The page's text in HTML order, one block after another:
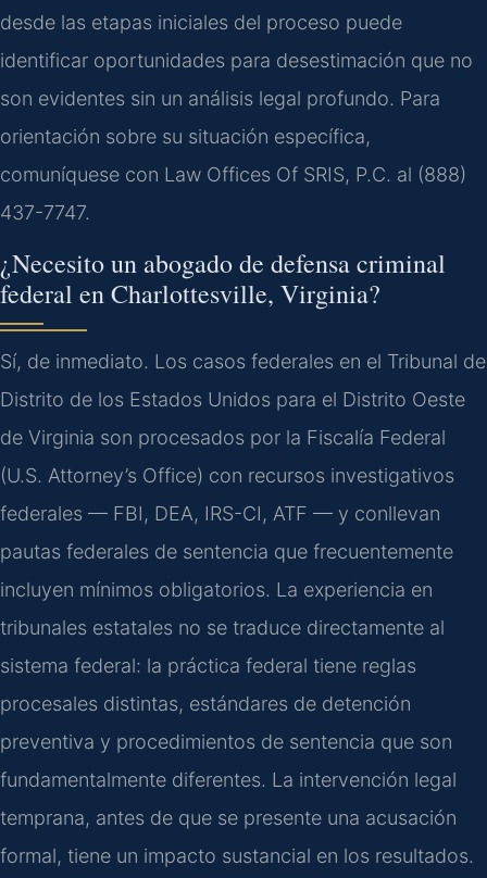
desde las etapas iniciales del proceso puede
identificar oportunidades para desestimación que no
son evidentes sin un análisis legal profundo. Para
orientación sobre su situación específica,
comuníquese con Law Offices Of SRIS, P.C. al (888)
437-7747.
¿Necesito un abogado de defensa criminal
federal en Charlottesville, Virginia?
Sí, de inmediato. Los casos federales en el Tribunal de
Distrito de los Estados Unidos para el Distrito Oeste
de Virginia son procesados por la Fiscalía Federal
(U.S. Attorney’s Office) con recursos investigativos
federales — FBI, DEA, IRS-CI, ATF — y conllevan
pautas federales de sentencia que frecuentemente
incluyen mínimos obligatorios. La experiencia en
tribunales estatales no se traduce directamente al
sistema federal: la práctica federal tiene reglas
procesales distintas, estándares de detención
preventiva y procedimientos de sentencia que son
fundamentalmente diferentes. La intervención legal
temprana, antes de que se presente una acusación
formal, tiene un impacto sustancial en los resultados.